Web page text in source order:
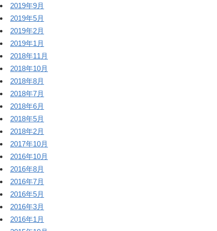
2019年9月
2019年5月
2019年2月
2019年1月
2018年11月
2018年10月
2018年8月
2018年7月
2018年6月
2018年5月
2018年2月
2017年10月
2016年10月
2016年8月
2016年7月
2016年5月
2016年3月
2016年1月